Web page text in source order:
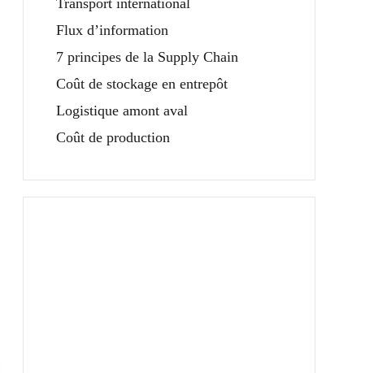
Transport international
Flux d’information
7 principes de la Supply Chain
Coût de stockage en entrepôt
Logistique amont aval
Coût de production